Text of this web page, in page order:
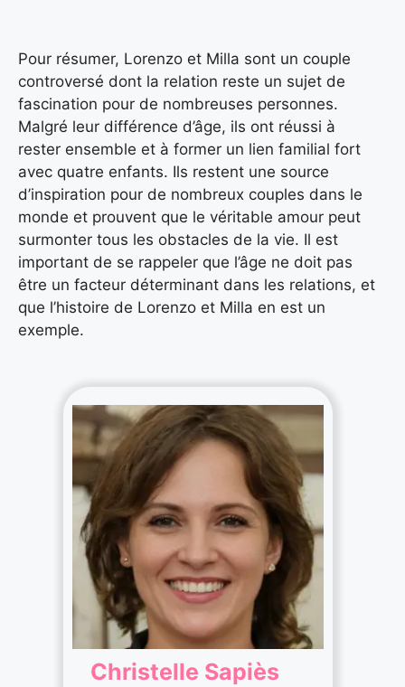
Pour résumer, Lorenzo et Milla sont un couple
controversé dont la relation reste un sujet de
fascination pour de nombreuses personnes.
Malgré leur différence d’âge, ils ont réussi à
rester ensemble et à former un lien familial fort
avec quatre enfants. Ils restent une source
d’inspiration pour de nombreux couples dans le
monde et prouvent que le véritable amour peut
surmonter tous les obstacles de la vie. Il est
important de se rappeler que l’âge ne doit pas
être un facteur déterminant dans les relations, et
que l’histoire de Lorenzo et Milla en est un
exemple.
Christelle Sapiès